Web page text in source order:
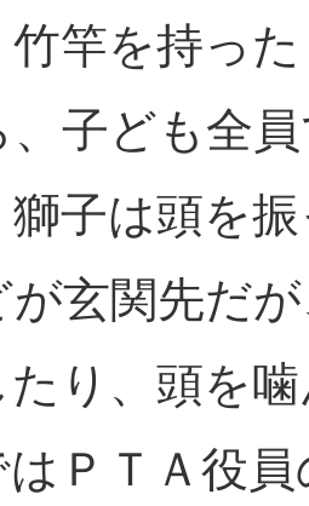
竹竿を持っ
、子ども全
子は頭を
が玄関先だ
り、頭を
ＰＴＡ役